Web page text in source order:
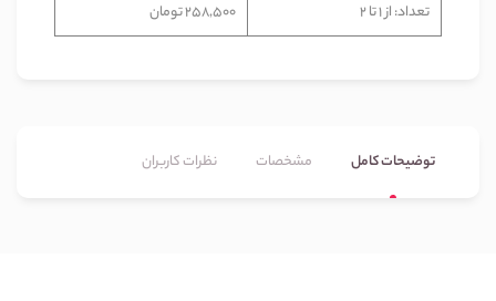
تعداد: از 1 تا 2
258,500 تومان
توضیحات کامل مشخصات نظرات کاربران